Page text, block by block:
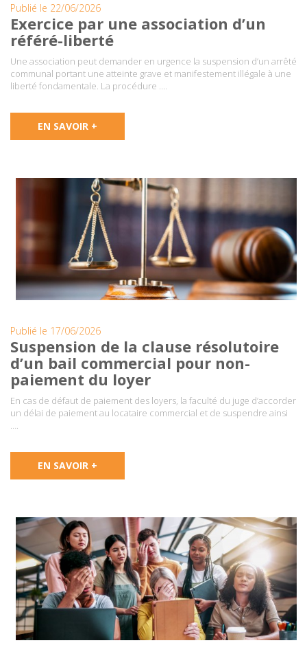
Publié le 22/06/2026
Exercice par une association d’un
référé-liberté
Une association peut demander en urgence la suspension d’un arrêté
communal portant une atteinte grave et manifestement illégale à une
liberté fondamentale. La procédure ….
EN SAVOIR +
Publié le 17/06/2026
Suspension de la clause résolutoire
d’un bail commercial pour non-
paiement du loyer
En cas de défaut de paiement des loyers, la faculté du juge d’accorder
un délai de paiement au locataire commercial et de suspendre ainsi
….
EN SAVOIR +